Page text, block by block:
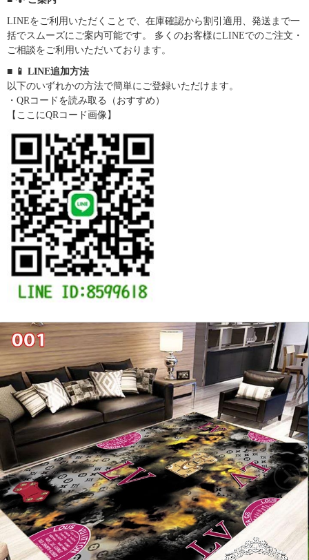
LINEをご利用いただくことで、在庫確認から割引適用、発送まで一
括でスムーズにご案内可能です。 多くのお客様にLINEでのご注文・
ご相談をご利用いただいております。
■ 📱 LINE追加方法
以下のいずれかの方法で簡単にご登録いただけます。
・QRコードを読み取る（おすすめ）
【ここにQRコード画像】